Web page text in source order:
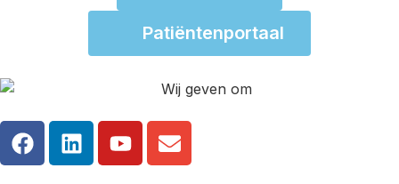
Patiëntenportaal